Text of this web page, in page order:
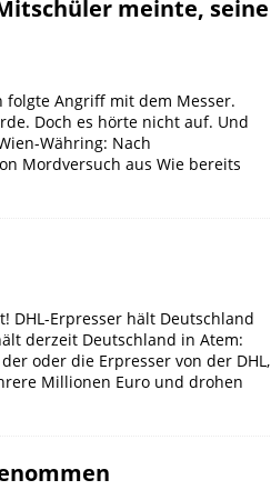
meinte, seine
folgte Angriff mit dem Messer.
Doch es hörte nicht auf. Und
Währing: Nach
Mordversuch aus Wie bereits
DHL-Erpresser hält Deutschland
derzeit Deutschland in Atem:
oder die Erpresser von der DHL,
Millionen Euro und drohen